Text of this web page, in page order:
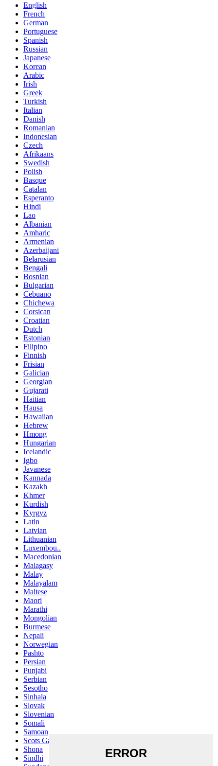
English
French
German
Portuguese
Spanish
Russian
Japanese
Korean
Arabic
Irish
Greek
Turkish
Italian
Danish
Romanian
Indonesian
Czech
Afrikaans
Swedish
Polish
Basque
Catalan
Esperanto
Hindi
Lao
Albanian
Amharic
Armenian
Azerbaijani
Belarusian
Bengali
Bosnian
Bulgarian
Cebuano
Chichewa
Corsican
Croatian
Dutch
Estonian
Filipino
Finnish
Frisian
Galician
Georgian
Gujarati
Haitian
Hausa
Hawaiian
Hebrew
Hmong
Hungarian
Icelandic
Igbo
Javanese
Kannada
Kazakh
Khmer
Kurdish
Kyrgyz
Latin
Latvian
Lithuanian
Luxembou..
Macedonian
Malagasy
Malay
Malayalam
Maltese
Maori
Marathi
Mongolian
Burmese
Nepali
Norwegian
Pashto
Persian
Punjabi
Serbian
Sesotho
Sinhala
Slovak
Slovenian
Somali
Samoan
Scots Gaelic
Shona
Sindhi